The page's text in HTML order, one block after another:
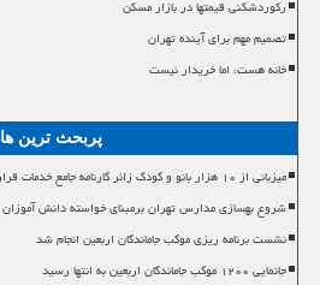
رکوردشکنی قیمتها در بازار مسکن
تصمیم مهم برای آینده تهران
خانه هست، اما خریدار نیست
پربحث ترین ها
میزبانی از ۱۰ هزار بانو و کودک زائر کارنامه جامع خدمات قرارگاه زینبیه
شروع بهسازی مدارس تهران برمبنای خواسته دانش آموزان
نشست برنامه ریزی موکب جاماندگان اربعین انجام شد
جانمایی ۱۲۰۰ موکب جاماندگان اربعین به انتها رسید